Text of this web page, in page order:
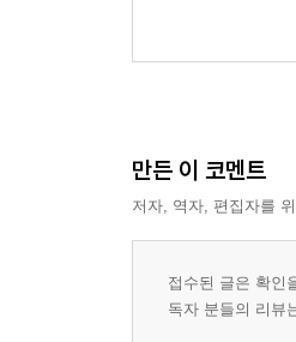
아파치 카프카의 미
다른 크로스 클러스
요약 ...... 207
CHAPTER 9 카프
만든 이 코멘트
저자, 역자, 편집자를
접수된 글은 확인
독자 분들의 리뷰